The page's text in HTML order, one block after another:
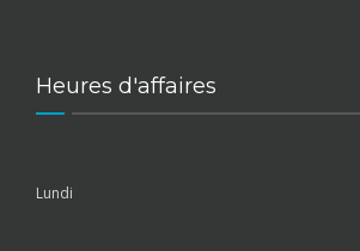
Heures d'affaires
Lundi